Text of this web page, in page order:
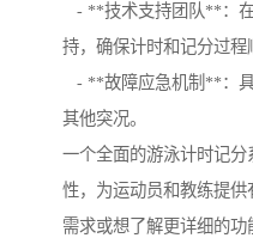
- **技术支持团队**：
持，确保计时和记分过程
- **故障应急机制**：
其他突况。
一个全面的游泳计时记
性，为运动员和教练提
需求或想了解更详细的功